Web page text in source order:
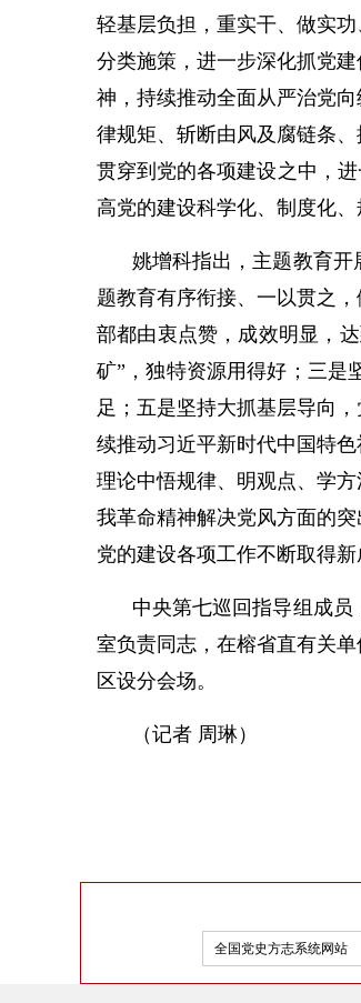
轻基层负担，重实干、做实
分类施策，进一步深化抓党
神，持续推动全面从严治党
律规矩、斩断由风及腐链条
贯穿到党的各项建设之中，
高党的建设科学化、制度化、
姚增科指出，主题教育
题教育有序衔接、一以贯之
部都由衷点赞，成效明显，
矿”，独特资源用得好；三是
足；五是坚持大抓基层导向
续推动习近平新时代中国特
理论中悟规律、明观点、学
我革命精神解决党风方面的
党的建设各项工作不断取得新
中央第七巡回指导组成
室负责同志，在榕省直有关
区设分会场。
（记者 周琳）
全国党史方志系统网站